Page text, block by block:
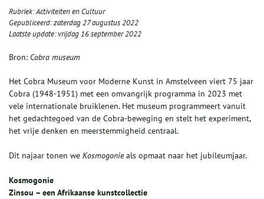
Rubriek:Activiteiten en Cultuur
Gepubliceerd:zaterdag 27 augustus 2022
Laatste update:vrijdag 16 september 2022
Bron: Cobra museum
Het Cobra Museum voor Moderne Kunst in Amstelveen viert 75 jaar
Cobra (1948-1951) met een omvangrijk programma in 2023 met
vele internationale bruiklenen. Het museum programmeert vanuit
het gedachtegoed van de Cobra-beweging en stelt het experiment,
het vrije denken en meerstemmigheid centraal.
Dit najaar tonen we Kosmogonieals opmaat naar het jubileumjaar.
Kosmogonie
Zinsou – een Afrikaanse kunstcollectie